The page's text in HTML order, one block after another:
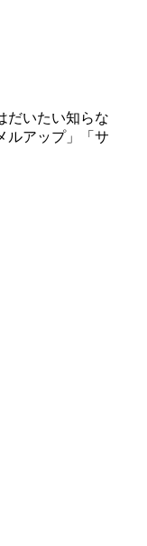
だいたい知らな
ルアップ」「サ